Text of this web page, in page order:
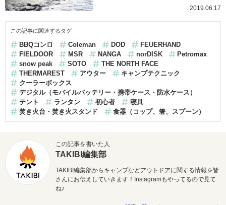
2019.06.17
この記事に関連するタグ
BBQコンロ Coleman DOD
FEUERHAND
FIELDOOR
MSR NANGA norDISK
Petromax
snow peak
SOTO
THE NORTH FACE
THERMAREST
アウター
キャンプテクニック
クーラーボックス
デジタル（モバイルバッテリー・携帯ケース・防水ケース）
テント
ランタン 初心者
寝具
焚き火台・焚き火スタンド
食器（コップ、箸、スプーン）
この記事を書いた人
TAKIBI編集部
TAKIBI編集部からキャンプなどアウトドアに関する情報を皆
さんにお伝えしていきます！Instagramもやってるので見て
ね♪